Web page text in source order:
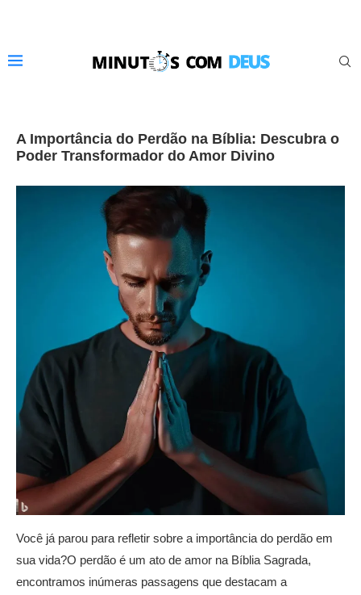
A Importância do Perdão na Bíblia: Descubra o
Poder Transformador do Amor Divino
Você já parou para refletir sobre a importância do perdão em
sua vida?O perdão é um ato de amor na Bíblia Sagrada,
encontramos inúmeras passagens que destacam a